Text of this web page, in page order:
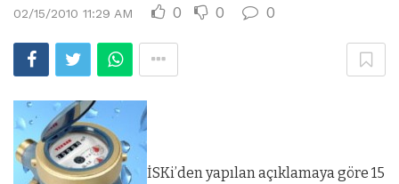
02/15/2010 11:29 AM 0 0 0
İSKi’den yapılan açıklamaya göre 15